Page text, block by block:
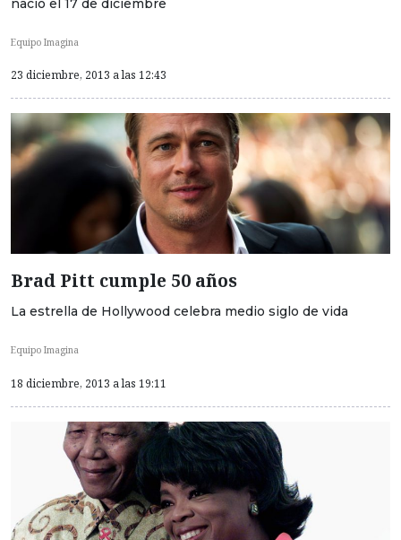
nació el 17 de diciembre
Equipo Imagina
23 diciembre, 2013 a las 12:43
Brad Pitt cumple 50 años
La estrella de Hollywood celebra medio siglo de vida
Equipo Imagina
18 diciembre, 2013 a las 19:11